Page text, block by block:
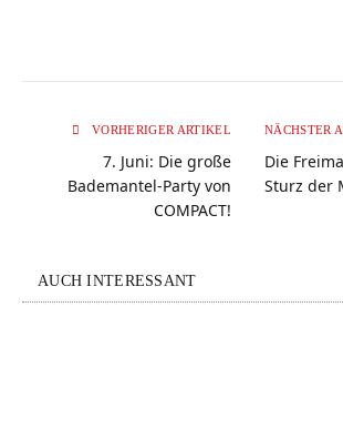
VORHERIGER ARTIKEL
7. Juni: Die große
Bademantel-Party von
COMPACT!
NÄCHSTER
Die
Sturz der
AUCH INTERESSANT